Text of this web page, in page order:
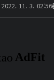
2022. 11. 3. 02:56